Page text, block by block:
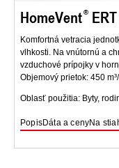
HomeVent
Komfortná vetracia
vlhkosti. Na vnútornú a
vzduchové prípojky v
Objemový prietok: 450 m³/
Oblasť použitia: Byty,
PopisDáta a cenyNa